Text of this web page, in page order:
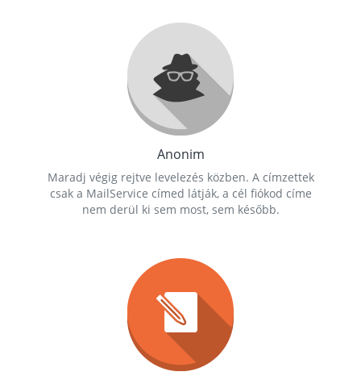
Anonim
Maradj végig rejtve levelezés közben. A címzettek
csak a MailService címed látják, a cél fiókod címe
nem derül ki sem most, sem később.